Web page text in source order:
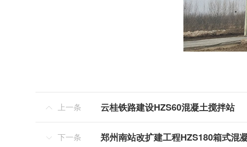
 上一条 云桂铁路建设HZS60混凝土搅拌站
 下一条 郑州南站改扩建工程HZS180箱式混